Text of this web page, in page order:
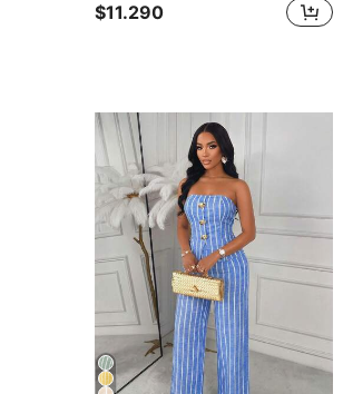
$11.290